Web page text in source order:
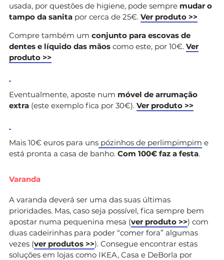
usada, por questões de higiene, pode sempre mudar o
tampo da sanita por cerca de 25€. Ver produto >>
Compre também um conjunto para escovas de
dentes e líquido das mãos como este, por 10€. Ver
produto >>
Eventualmente, aposte num móvel de arrumação
extra (este exemplo fica por 30€). Ver produto >>
Mais 10€ euros para uns pózinhos de perlimpimpim e
está pronta a casa de banho. Com 100€ faz a festa.
Varanda
A varanda deverá ser uma das suas últimas
prioridades. Mas, caso seja possível, fica sempre bem
apostar numa pequenina mesa (ver produto >>) com
duas cadeirinhas para poder “comer fora” algumas
vezes (ver produtos >>). Consegue encontrar estas
soluções em lojas como IKEA, Casa e DeBorla por